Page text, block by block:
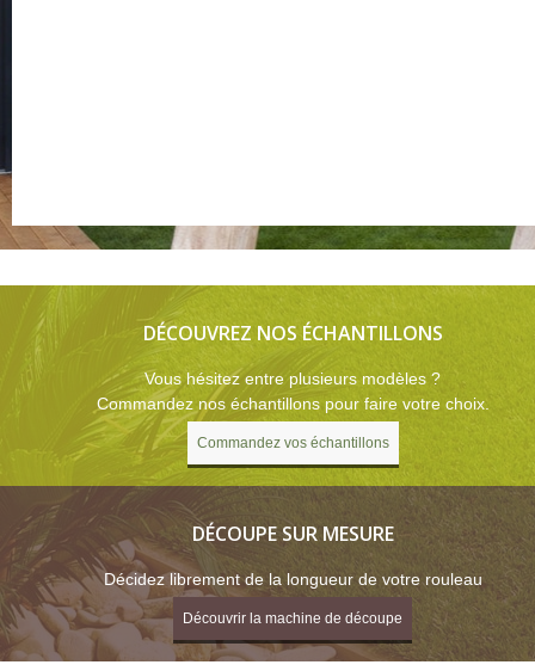
DÉCOUVREZ NOS ÉCHANTILLONS
Vous hésitez entre plusieurs modèles ?
Commandez nos échantillons pour faire votre choix.
Commandez vos échantillons
DÉCOUPE SUR MESURE
Décidez librement de la longueur de votre rouleau
Découvrir la machine de découpe